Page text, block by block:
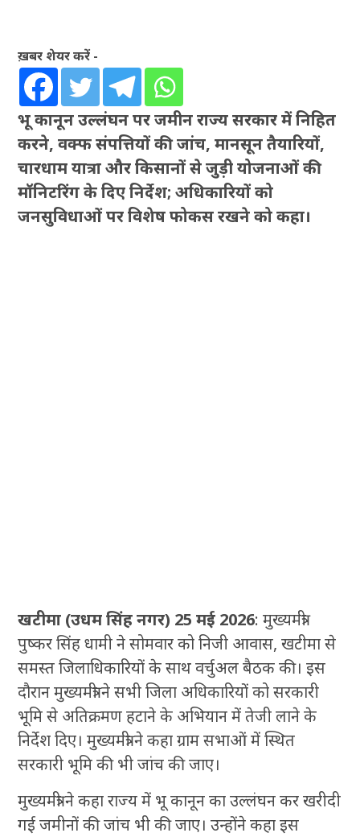
ख़बर शेयर करें -
भू कानून उल्लंघन पर जमीन राज्य सरकार में निहित
करने, वक्फ संपत्तियों की जांच, मानसून तैयारियों,
चारधाम यात्रा और किसानों से जुड़ी योजनाओं की
मॉनिटरिंग के दिए निर्देश; अधिकारियों को
जनसुविधाओं पर विशेष फोकस रखने को कहा।
खटीमा (उधम सिंह नगर) 25 मई 2026: मुख्यमंत्री
पुष्कर सिंह धामी ने सोमवार को निजी आवास, खटीमा से
समस्त जिलाधिकारियों के साथ वर्चुअल बैठक की। इस
दौरान मुख्यमंत्री ने सभी जिला अधिकारियों को सरकारी
भूमि से अतिक्रमण हटाने के अभियान में तेजी लाने के
निर्देश दिए। मुख्यमंत्री ने कहा ग्राम सभाओं में स्थित
सरकारी भूमि की भी जांच की जाए।
मुख्यमंत्री ने कहा राज्य में भू कानून का उल्लंघन कर खरीदी
गई जमीनों की जांच भी की जाए। उन्होंने कहा इस